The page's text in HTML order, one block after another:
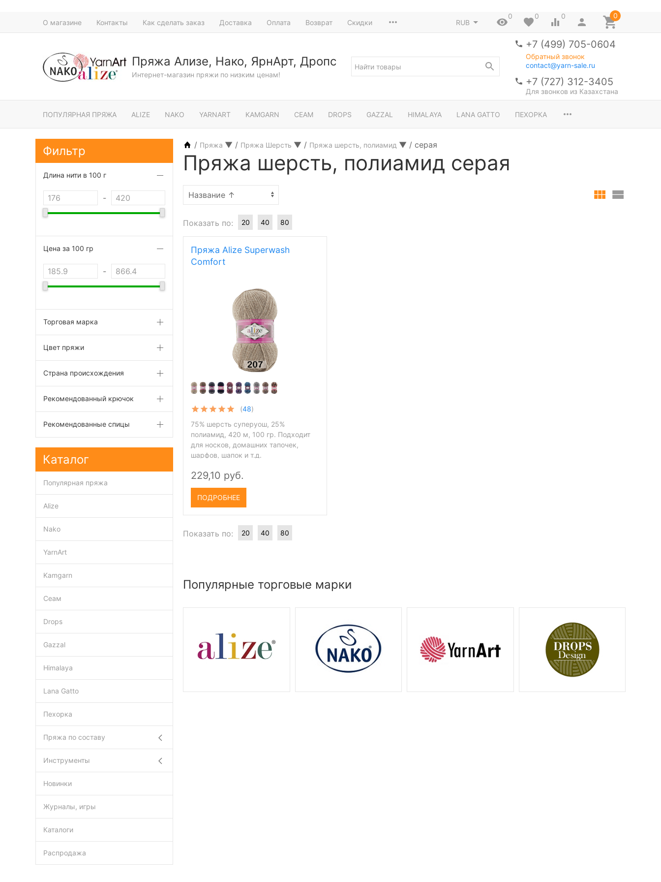
О магазине Контакты Как сделать заказ Доставка Оплата Возврат Скидки RUB
0 0 0 0
Пряжа Ализе, Нако, ЯрнАрт, Дропс
Интернет-магазин пряжи по низким ценам!
+7 (499) 705-0604
Обратный звонок
contact@yarn-sale.ru
+7 (727) 312-3405
Для звонков из Казахстана
ПОПУЛЯРНАЯ ПРЯЖА ALIZE NAKO YARNART KAMGARN СЕАМ DROPS GAZZAL HIMALAYA LANA GATTO ПЕХОРКА
/ Пряжа ▼ / Пряжа Шерсть ▼ / Пряжа шерсть, полиамид ▼ / серая
Пряжа шерсть, полиамид серая
Показать по: 20 40 80
Пряжа Alize Superwash
Comfort
(48)
75% шерсть суперуош, 25%
полиамид, 420 м, 100 гр. Подходит
для носков, домашних тапочек,
шарфов, шапок и т.д.
229,10 руб.
ПОДРОБНЕЕ
Показать по: 20 40 80
Популярные торговые марки
Фильтр
Длина нити в 100 г
-
Цена за 100 гр
-
Торговая марка
Цвет пряжи
Страна происхождения
Рекомендованный крючок
Рекомендованные спицы
Каталог
Популярная пряжа
Alize
Nako
YarnArt
Kamgarn
Сеам
Drops
Gazzal
Himalaya
Lana Gatto
Пехорка
Пряжа по составу
Инструменты
Новинки
Журналы, игры
Каталоги
Распродажа